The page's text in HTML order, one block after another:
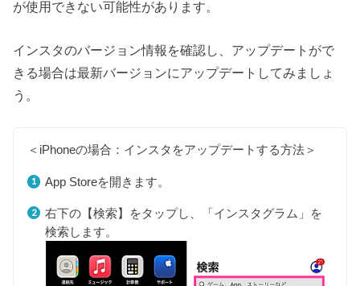
が使用できない可能性があります。
インスタのバージョン情報を確認し、アップデートがで
きる場合は最新バージョンにアップデートしてみましょ
う。
＜iPhoneの場合：インスタをアップデートする方法＞
App Storeを開きます。
右下の【検索】をタップし、「インスタグラム」を
検索します。